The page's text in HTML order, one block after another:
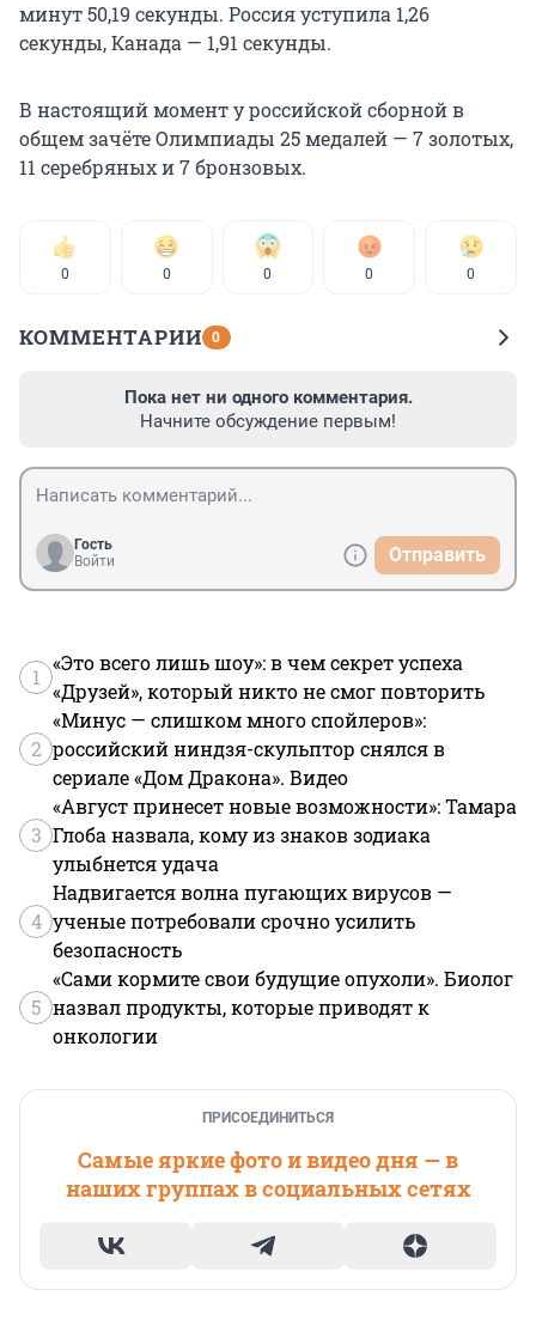
минут 50,19 секунды. Россия уступила 1,26
секунды, Канада — 1,91 секунды.
В настоящий момент у российской сборной в
общем зачёте Олимпиады 25 медалей — 7 золотых,
11 серебряных и 7 бронзовых.
0 0 0 0 0
КОММЕНТАРИИ 0
Пока нет ни одного комментария.
Начните обсуждение первым!
Гость
Войти
Отправить
1
«Это всего лишь шоу»: в чем секрет успеха
«Друзей», который никто не смог повторить
2
«Минус — слишком много спойлеров»:
российский ниндзя-скульптор снялся в
сериале «Дом Дракона». Видео
3
«Август принесет новые возможности»: Тамара
Глоба назвала, кому из знаков зодиака
улыбнется удача
4
Надвигается волна пугающих вирусов —
ученые потребовали срочно усилить
безопасность
5
«Сами кормите свои будущие опухоли». Биолог
назвал продукты, которые приводят к
онкологии
ПРИСОЕДИНИТЬСЯ
Самые яркие фото и видео дня — в
наших группах в социальных сетях